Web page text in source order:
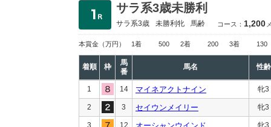
サラ系3歳未勝利
サラ系3歳 未勝利牝 馬齢 コース： 1,200
本賞金 （万円） 1着 500 2着 200 3着 130
着順 枠
馬
番
馬名 性齢
1 14 マイネアクトナイン 牝3
2 3 セイウンメイリー 牝3
3 12 牝3